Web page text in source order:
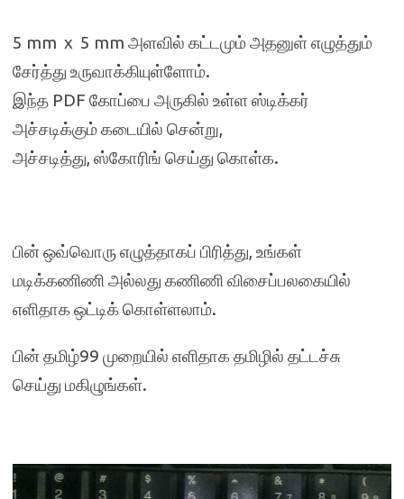
5 mm x 5 mm அளவில் கட்டமும் அதனுள் எழுத்தும்
சேர்த்து உருவாக்கியுள்ளோம்.
இந்த PDF கோப்பை அருகில் உள்ள ஸ்டிக்கர்
அச்சடிக்கும் கடையில் சென்று,
அச்சடித்து, ஸ்கோரிங் செய்து கொள்க.
பின் ஒவ்வொரு எழுத்தாகப் பிரித்து, உங்கள்
மடிக்கணிணி அல்லது கணிணி விசைப்பலகையில்
எளிதாக ஒட்டிக் கொள்ளலாம்.
பின் தமிழ்99 முறையில் எளிதாக தமிழில் தட்டச்சு
செய்து மகிழுங்கள்.